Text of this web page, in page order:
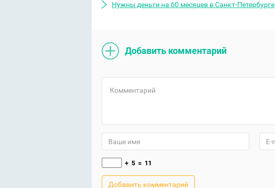
Нужны деньги на 60 месяцев в Санкт-Петербурге
Добавить комментарий
+ 5 = 11